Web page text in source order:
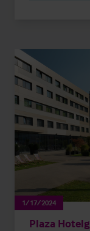
1/17/2024
Plaza